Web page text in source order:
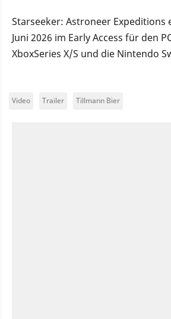
Starseeker: Astroneer Expeditions
Juni 2026 im Early Access für den
XboxSeries X/S und die Nintendo
Video Trailer Tillmann Bier